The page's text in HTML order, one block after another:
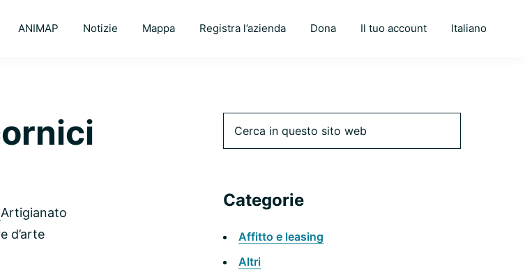
ANIMAP Notizie Mappa Registra l’azienda Dona Il tuo account Italiano
Artigianato
d’arte
Barra
primaria
Categorie
Affitto e leasing
Altri